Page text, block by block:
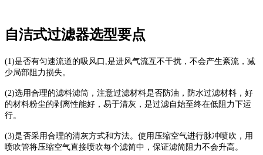
自洁式过滤器选型要点
(1)是否有匀速流道的吸风口,是进风气流互不干扰，不会产生紊流，减
少局部阻力损失。
(2)选用合理的滤料滤筒，注意过滤材料是否防油，防水过滤材料，好
的材料粉尘的剥离性能好，易于清灰，是过滤自始至终在低阻力下运
行。
(3)是否采用合理的清灰方式和方法。使用压缩空气进行脉冲喷吹，用
喷吹管将压缩空气直接喷吹每个滤简中，保证滤简阻力不会升高。